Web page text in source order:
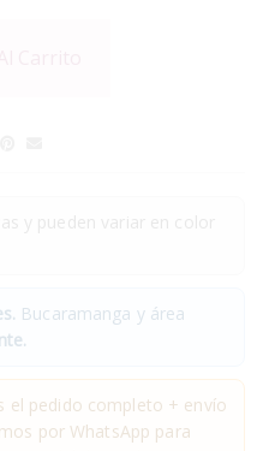
Bucaramanga y área
el pedido completo + envío
por WhatsApp para